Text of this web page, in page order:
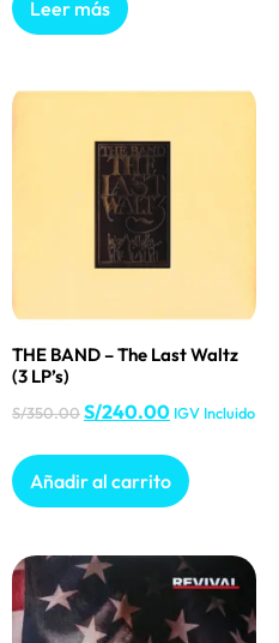
Leer más
THE BAND – The Last Waltz
(3 LP’s)
S/350.00S/240.00 IGV Incluido
Añadir al carrito